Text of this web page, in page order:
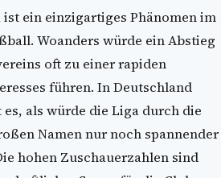
ist ein einzigartiges Phänomen im
Woanders würde ein Abstieg
oft zu einer rapiden
führen. In Deutschland
als würde die Liga durch die
Namen nur noch spannender
hohen Zuschauerzahlen sind